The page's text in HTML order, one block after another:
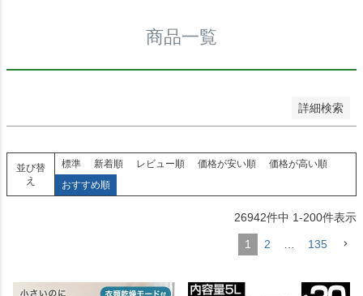
商品一覧
詳細検索
検索
並び替
え
標準 新着順 レビュー順 価格が安い順
価格が高い順
おすすめ順
26942件中 1-200件表示
1 2 … 135